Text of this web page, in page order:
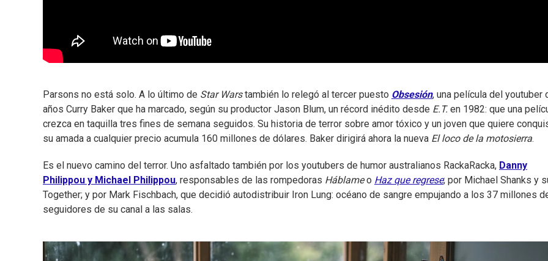
Parsons no está solo. A lo último de Star Warstambién lo relegó al tercer puesto Obsesión, una película del youtuber
años Curry Baker que ha marcado, según su productor Jason Blum, un récord inédito desde E.T. en 1982: que una
crezca en taquilla tres fines de semana seguidos. Su historia de terror sobre amor tóxico y un joven que quiere
su amada a cualquier precio acumula 160 millones de dólares. Baker dirigirá ahora la nueva El loco de la motosierra.
Es el nuevo camino del terror. Uno asfaltado también por los youtubers de humor australianos RackaRacka, Danny
Philippou y Michael Philippou, responsables de las rompedoras Háblameo Haz que regrese; por Michael Shanks y
Together; y por Mark Fischbach, que decidió autodistribuir Iron Lung: océano de sangre empujando a los 37 millones
seguidores de su canal a las salas.